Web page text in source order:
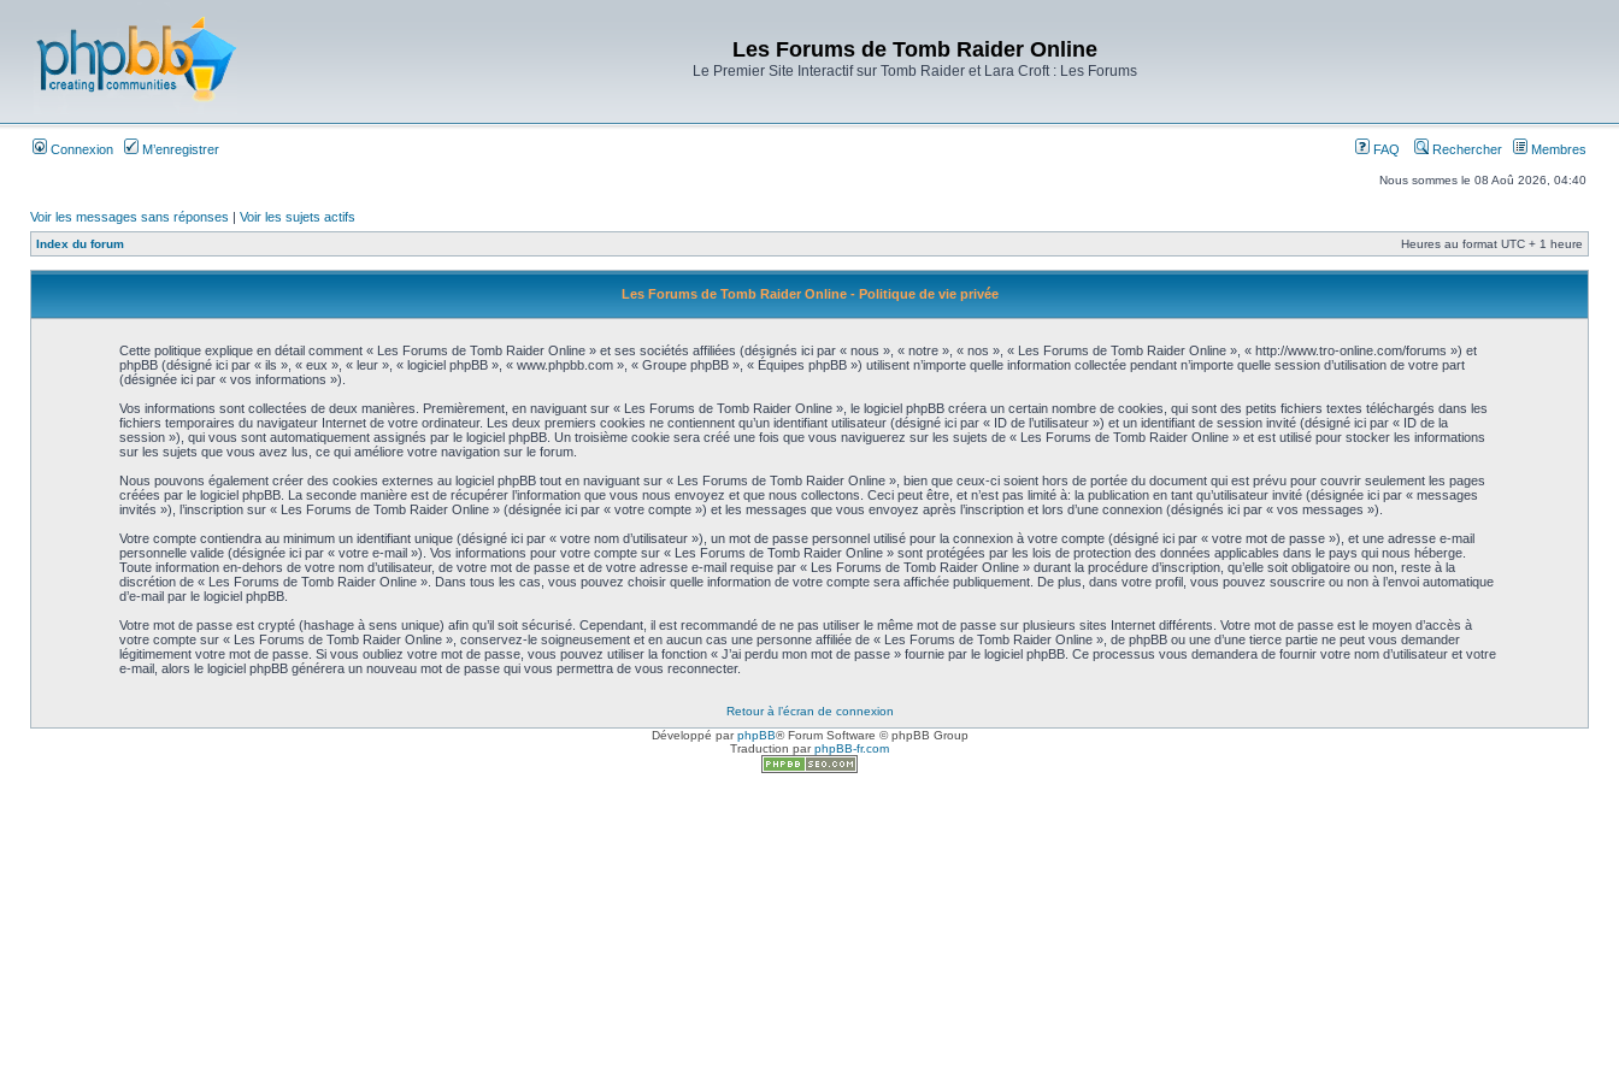
Les Forums de Tomb Raider Online
Le Premier Site Interactif sur Tomb Raider et Lara Croft : Les Forums
Connexion M’enregistrer FAQ Rechercher Membres
Nous sommes le 08 Aoû 2026, 04:40
Voir les messages sans réponses | Voir les sujets actifs
Index du forum Heures au format UTC + 1 heure
Les Forums de Tomb Raider Online - Politique de vie privée
Cette politique explique en détail comment « Les Forums de Tomb Raider Online » et ses sociétés affiliées (désignés ici par « nous », « notre », « nos », « Les Forums de Tomb Raider Online », « http://www.tro-online.com/forums ») et
phpBB (désigné ici par « ils », « eux », « leur », « logiciel phpBB », « www.phpbb.com », « Groupe phpBB », « Équipes phpBB ») utilisent n’importe quelle information collectée pendant n’importe quelle session d’utilisation de votre part
(désignée ici par « vos informations »).
Vos informations sont collectées de deux manières. Premièrement, en naviguant sur « Les Forums de Tomb Raider Online », le logiciel phpBB créera un certain nombre de cookies, qui sont des petits fichiers textes téléchargés dans les
fichiers temporaires du navigateur Internet de votre ordinateur. Les deux premiers cookies ne contiennent qu’un identifiant utilisateur (désigné ici par « ID de l’utilisateur ») et un identifiant de session invité (désigné ici par « ID de la
session »), qui vous sont automatiquement assignés par le logiciel phpBB. Un troisième cookie sera créé une fois que vous naviguerez sur les sujets de « Les Forums de Tomb Raider Online » et est utilisé pour stocker les informations
sur les sujets que vous avez lus, ce qui améliore votre navigation sur le forum.
Nous pouvons également créer des cookies externes au logiciel phpBB tout en naviguant sur « Les Forums de Tomb Raider Online », bien que ceux-ci soient hors de portée du document qui est prévu pour couvrir seulement les pages
créées par le logiciel phpBB. La seconde manière est de récupérer l’information que vous nous envoyez et que nous collectons. Ceci peut être, et n’est pas limité à: la publication en tant qu’utilisateur invité (désignée ici par « messages
invités »), l’inscription sur « Les Forums de Tomb Raider Online » (désignée ici par « votre compte ») et les messages que vous envoyez après l’inscription et lors d’une connexion (désignés ici par « vos messages »).
Votre compte contiendra au minimum un identifiant unique (désigné ici par « votre nom d’utilisateur »), un mot de passe personnel utilisé pour la connexion à votre compte (désigné ici par « votre mot de passe »), et une adresse e-mail
personnelle valide (désignée ici par « votre e-mail »). Vos informations pour votre compte sur « Les Forums de Tomb Raider Online » sont protégées par les lois de protection des données applicables dans le pays qui nous héberge.
Toute information en-dehors de votre nom d’utilisateur, de votre mot de passe et de votre adresse e-mail requise par « Les Forums de Tomb Raider Online » durant la procédure d’inscription, qu’elle soit obligatoire ou non, reste à la
discrétion de « Les Forums de Tomb Raider Online ». Dans tous les cas, vous pouvez choisir quelle information de votre compte sera affichée publiquement. De plus, dans votre profil, vous pouvez souscrire ou non à l’envoi automatique
d’e-mail par le logiciel phpBB.
Votre mot de passe est crypté (hashage à sens unique) afin qu’il soit sécurisé. Cependant, il est recommandé de ne pas utiliser le même mot de passe sur plusieurs sites Internet différents. Votre mot de passe est le moyen d’accès à
votre compte sur « Les Forums de Tomb Raider Online », conservez-le soigneusement et en aucun cas une personne affiliée de « Les Forums de Tomb Raider Online », de phpBB ou une d’une tierce partie ne peut vous demander
légitimement votre mot de passe. Si vous oubliez votre mot de passe, vous pouvez utiliser la fonction « J’ai perdu mon mot de passe » fournie par le logiciel phpBB. Ce processus vous demandera de fournir votre nom d’utilisateur et votre
e-mail, alors le logiciel phpBB générera un nouveau mot de passe qui vous permettra de vous reconnecter.
Retour à l’écran de connexion
Développé parphpBB® Forum Software © phpBB Group
Traduction parphpBB-fr.com